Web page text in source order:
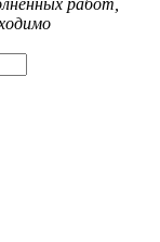
работ,